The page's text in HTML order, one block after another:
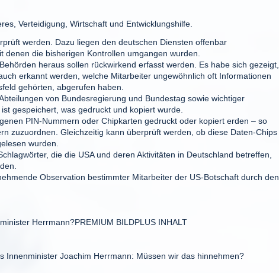
Verteidigung, Wirtschaft und Entwicklungshilfe.
werden. Dazu liegen den deutschen Diensten offenbar
die bisherigen Kontrollen umgangen wurden.
heraus sollen rückwirkend erfasst werden. Es habe sich gezeigt,
erkannt werden, welche Mitarbeiter ungewöhnlich oft Informationen
gehörten, abgerufen haben.
von Bundesregierung und Bundestag sowie wichtiger
gespeichert, was gedruckt und kopiert wurde.
PIN-Nummern oder Chipkarten gedruckt oder kopiert erden – so
zuzuordnen. Gleichzeitig kann überprüft werden, ob diese Daten-Chips
wurden.
die die USA und deren Aktivitäten in Deutschland betreffen,
Observation bestimmter Mitarbeiter der US-Botschaft durch den
Herrmann?PREMIUM BILDPLUS INHALT
Innenminister Joachim Herrmann: Müssen wir das hinnehmen?